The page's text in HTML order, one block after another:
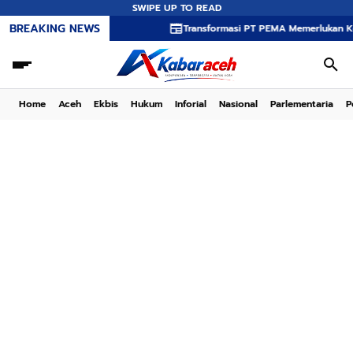
SWIPE UP TO READ
BREAKING NEWS Transformasi PT PEMA Memerlukan
Home Aceh Ekbis Hukum Inforial Nasional Parlementaria